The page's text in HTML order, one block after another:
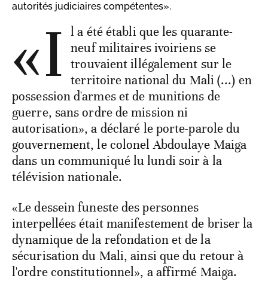
autorités judiciaires compétentes».
«I l a été établi que les quarante-
neuf militaires ivoiriens se
trouvaient illégalement sur le
territoire national du Mali (...) en
possession d'armes et de munitions de
guerre, sans ordre de mission ni
autorisation», a déclaré le porte-parole du
gouvernement, le colonel Abdoulaye Maiga
dans un communiqué lu lundi soir à la
télévision nationale.
«Le dessein funeste des personnes
interpellées était manifestement de briser la
dynamique de la refondation et de la
sécurisation du Mali, ainsi que du retour à
l'ordre constitutionnel», a affirmé Maiga.